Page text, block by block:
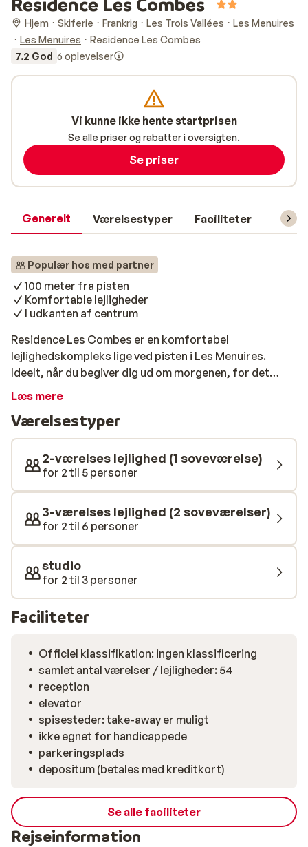
Hjem Skiferie Frankrig Les Trois Vallées
Les Menuires
Les Menuires
Residence Les Combes
7.2 God 6 oplevelser
Generelt Værelsestyper Faciliteter
Populær hos med partner
100 meter fra pisten
Komfortable lejligheder
I udkanten af centrum
Residence Les Combes er en komfortabel
lejlighedskompleks lige ved pisten i Les Menuires.
Ideelt, når du begiver dig ud om morgenen, for det
tager aldrig lang tid, før du står øverst på din første
indrettet. Efter en dag med slalom er det dejligt at
slappe af i din lejlighed. Hvis du ikke er træt endnu,
ligger centrum næsten lige om hjørnet. Her kan du nyde
eftermiddagssolen på terrassen eller spise ude på en
af de hyggelige restauranter.
Læs mere
Værelsestyper
2-værelses lejlighed (1 soveværelse)
for 2 til 5 personer
3-værelses lejlighed (2 soveværelser)
for 2 til 6 personer
studio
for 2 til 3 personer
Faciliteter
Officiel klassifikation: ingen klassificering
samlet antal værelser / lejligheder: 54
reception
elevator
spisesteder: take-away er muligt
ikke egnet for handicappede
parkeringsplads
depositum (betales med kreditkort)
Se alle faciliteter
Rejseinformation
Vi kunne ikke hente startprisen
Se alle priser og rabatter i oversigten.
Se priser